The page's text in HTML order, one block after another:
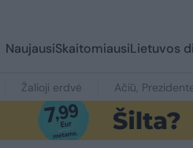
NaujausiSkaitomiausiLietuvos
Žalioji erdvė Ačiū,